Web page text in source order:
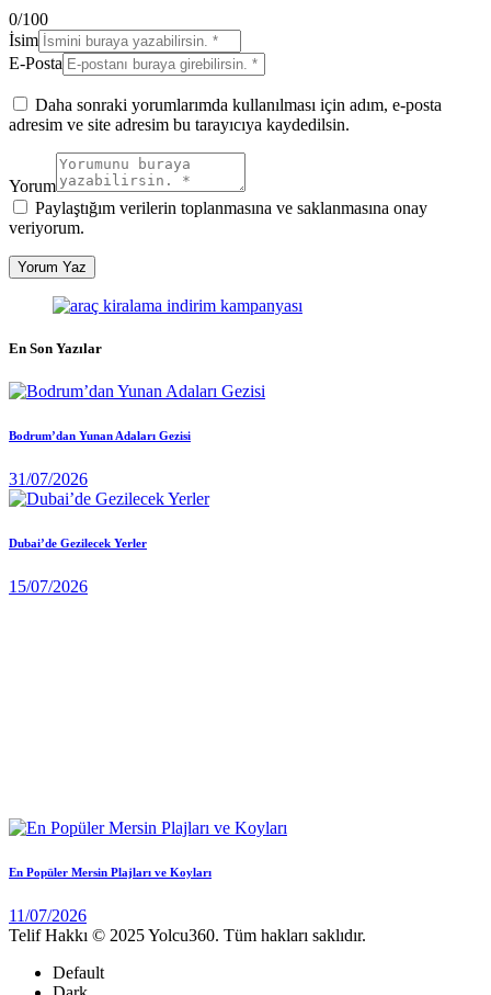
0/100
İsim
E-Posta
Daha sonraki yorumlarımda kullanılması için adım, e-posta
adresim ve site adresim bu tarayıcıya kaydedilsin.
Yorum
Paylaştığım verilerin toplanmasına ve saklanmasına onay
veriyorum.
En Son Yazılar
Bodrum’dan Yunan Adaları Gezisi
31/07/2026
Dubai’de Gezilecek Yerler
15/07/2026
En Popüler Mersin Plajları ve Koyları
11/07/2026
Telif Hakkı © 2025 Yolcu360. Tüm hakları saklıdır.
Default